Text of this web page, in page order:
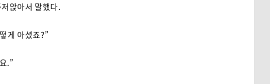
앉아서 말했다.
게 아셨죠?”
.”